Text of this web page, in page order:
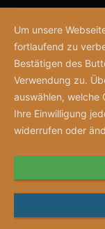
Um unsere
fortlaufend zu
Bestätigen des
Verwendung zu.
auswählen, welche
Ihre Einwilligung
widerrufen oder